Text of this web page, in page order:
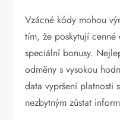
Vzácné kódy mohou
tím, že poskytují cenné
speciální bonusy.
odměny s vysokou
data vypršení platnosti
nezbytným zůstat